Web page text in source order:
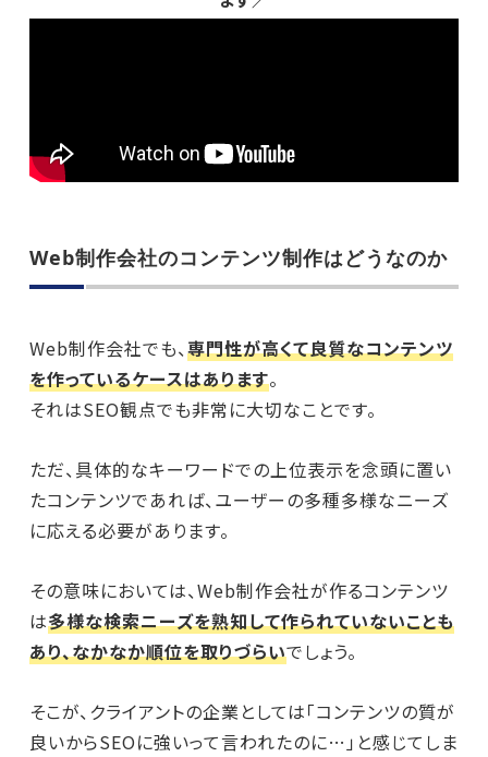
Web制作会社のコンテンツ制作はどうなのか
Web制作会社でも、専門性が高くて良質なコンテンツ
を作っているケースはあります。
それはSEO観点でも非常に大切なことです。
ただ、具体的なキーワードでの上位表示を念頭に置い
たコンテンツであれば、ユーザーの多種多様なニーズ
に応える必要があります。
その意味においては、Web制作会社が作るコンテンツ
は多様な検索ニーズを熟知して作られていないことも
あり、なかなか順位を取りづらいでしょう。
そこが、クライアントの企業としては「コンテンツの質が
良いからSEOに強いって言われたのに…」と感じてしま